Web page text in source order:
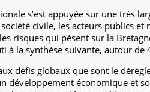
s’est appuyée sur une très
civile, les acteurs publics
risques qui pèsent sur la
à la synthèse suivante, autour de
défis globaux que sont le
développement économique et